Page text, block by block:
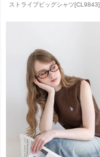
ストライプビッグシャツ[CL9843]